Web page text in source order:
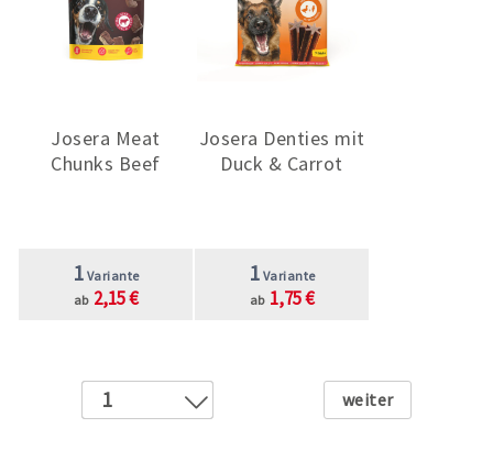
Josera Meat
Chunks Beef
1 Variante
ab 2,15 €
Josera Denties mit
Duck & Carrot
1 Variante
ab 1,75 €
1
Weiter